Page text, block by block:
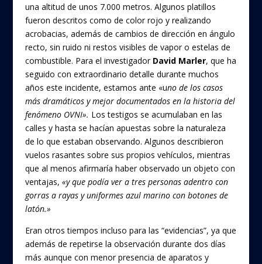
una altitud de unos 7.000 metros. Algunos platillos
fueron descritos como de color rojo y realizando
acrobacias, además de cambios de dirección en ángulo
recto, sin ruido ni restos visibles de vapor o estelas de
combustible. Para el investigador David Marler, que ha
seguido con extraordinario detalle durante muchos
años este incidente, estamos ante «uno de los casos
más dramáticos y mejor documentados en la historia del
fenómeno OVNI». Los testigos se acumulaban en las
calles y hasta se hacían apuestas sobre la naturaleza
de lo que estaban observando. Algunos describieron
vuelos rasantes sobre sus propios vehículos, mientras
que al menos afirmaría haber observado un objeto con
ventajas, «y que podía ver a tres personas adentro con
gorras a rayas y uniformes azul marino con botonesde
latón.»
Eran otros tiempos incluso para las “evidencias”, ya que
además de repetirse la observación durante dos días
más aunque con menor presencia de aparatos y